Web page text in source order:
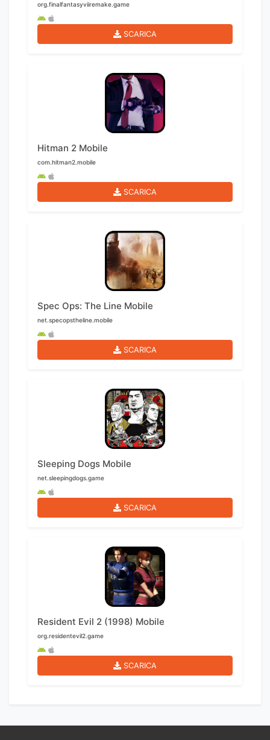
org.finalfantasyviiremake.game
SCARICA
Hitman 2 Mobile
com.hitman2.mobile
SCARICA
Spec Ops: The Line Mobile
net.specopstheline.mobile
SCARICA
Sleeping Dogs Mobile
net.sleepingdogs.game
SCARICA
Resident Evil 2 (1998) Mobile
org.residentevil2.game
SCARICA